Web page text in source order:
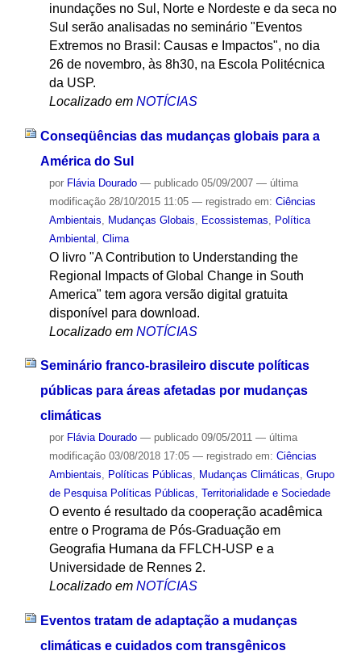
inundações no Sul, Norte e Nordeste e da seca no
Sul serão analisadas no seminário "Eventos
Extremos no Brasil: Causas e Impactos", no dia
26 de novembro, às 8h30, na Escola Politécnica
da USP.
Localizado em NOTÍCIAS
Conseqüências das mudanças globais para a
América do Sul
por Flávia Dourado — publicado05/09/2007 — última
modificação28/10/2015 11:05 — registrado em: Ciências
Ambientais
Mudanças Globais Ecossistemas
Política
Ambiental Clima
O livro "A Contribution to Understanding the
Regional Impacts of Global Change in South
America" tem agora versão digital gratuita
disponível para download.
Localizado em NOTÍCIAS
Seminário franco-brasileiro discute políticas
públicas para áreas afetadas por mudanças
climáticas
por Flávia Dourado — publicado09/05/2011 — última
modificação03/08/2018 17:05 — registrado em: Ciências
Ambientais, Políticas Públicas, Mudanças Climáticas, Grupo
de Pesquisa Políticas Públicas, Territorialidade e Sociedade
O evento é resultado da cooperação acadêmica
entre o Programa de Pós-Graduação em
Geografia Humana da FFLCH-USP e a
Universidade de Rennes 2.
Localizado em NOTÍCIAS
Eventos tratam de adaptação a mudanças
climáticas e cuidados com transgênicos